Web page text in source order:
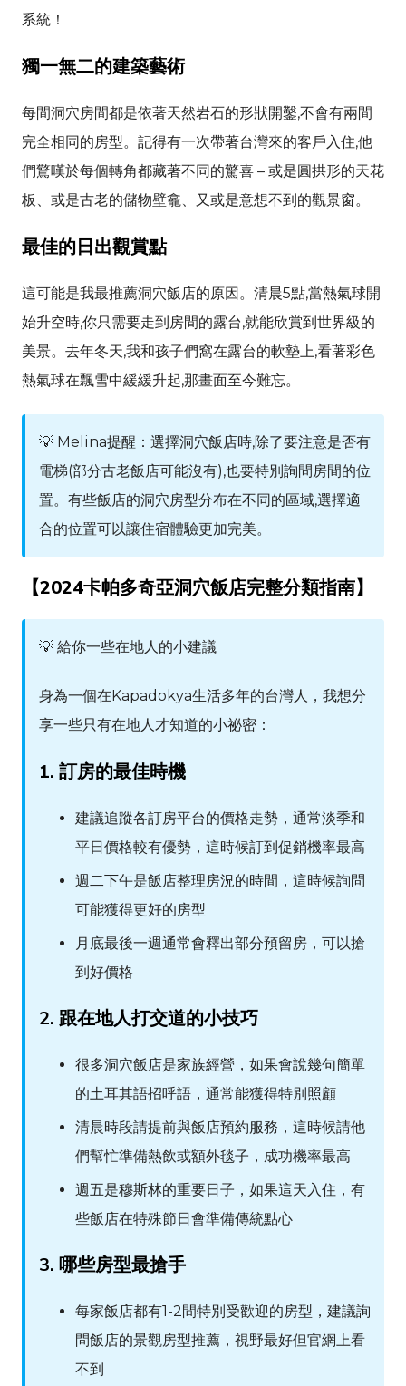
系統！
獨一無二的建築藝術
每間洞穴房間都是依著天然岩石的形狀開鑿,不會有兩間
完全相同的房型。記得有一次帶著台灣來的客戶入住,他
們驚嘆於每個轉角都藏著不同的驚喜 – 或是圓拱形的天花
板、或是古老的儲物壁龕、又或是意想不到的觀景窗。
最佳的日出觀賞點
這可能是我最推薦洞穴飯店的原因。清晨5點,當熱氣球開
始升空時,你只需要走到房間的露台,就能欣賞到世界級的
美景。去年冬天,我和孩子們窩在露台的軟墊上,看著彩色
熱氣球在飄雪中緩緩升起,那畫面至今難忘。
💡 Melina提醒：選擇洞穴飯店時,除了要注意是否有
電梯(部分古老飯店可能沒有),也要特別詢問房間的位
置。有些飯店的洞穴房型分布在不同的區域,選擇適
合的位置可以讓住宿體驗更加完美。
【2024卡帕多奇亞洞穴飯店完整分類指南】
💡 給你一些在地人的小建議
身為一個在Kapadokya生活多年的台灣人，我想分
享一些只有在地人才知道的小祕密：
1. 訂房的最佳時機
建議追蹤各訂房平台的價格走勢，通常淡季和
平日價格較有優勢，這時候訂到促銷機率最高
週二下午是飯店整理房況的時間，這時候詢問
可能獲得更好的房型
月底最後一週通常會釋出部分預留房，可以搶
到好價格
2. 跟在地人打交道的小技巧
很多洞穴飯店是家族經營，如果會說幾句簡單
的土耳其語招呼語，通常能獲得特別照顧
清晨時段請提前與飯店預約服務，這時候請他
們幫忙準備熱飲或額外毯子，成功機率最高
週五是穆斯林的重要日子，如果這天入住，有
些飯店在特殊節日會準備傳統點心
3. 哪些房型最搶手
每家飯店都有1-2間特別受歡迎的房型，建議詢
問飯店的景觀房型推薦，視野最好但官網上看
不到